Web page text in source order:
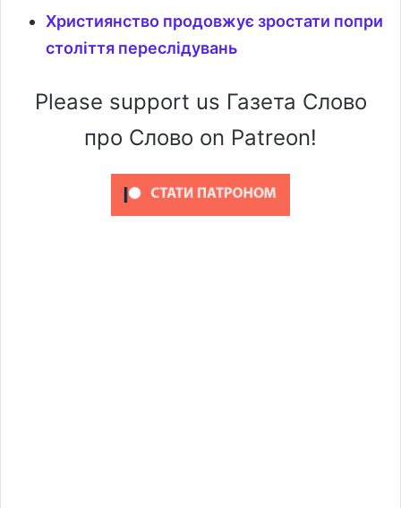
Християнство продовжує зростати попри
століття переслідувань
Please support us Газета Слово
про Слово on Patreon!